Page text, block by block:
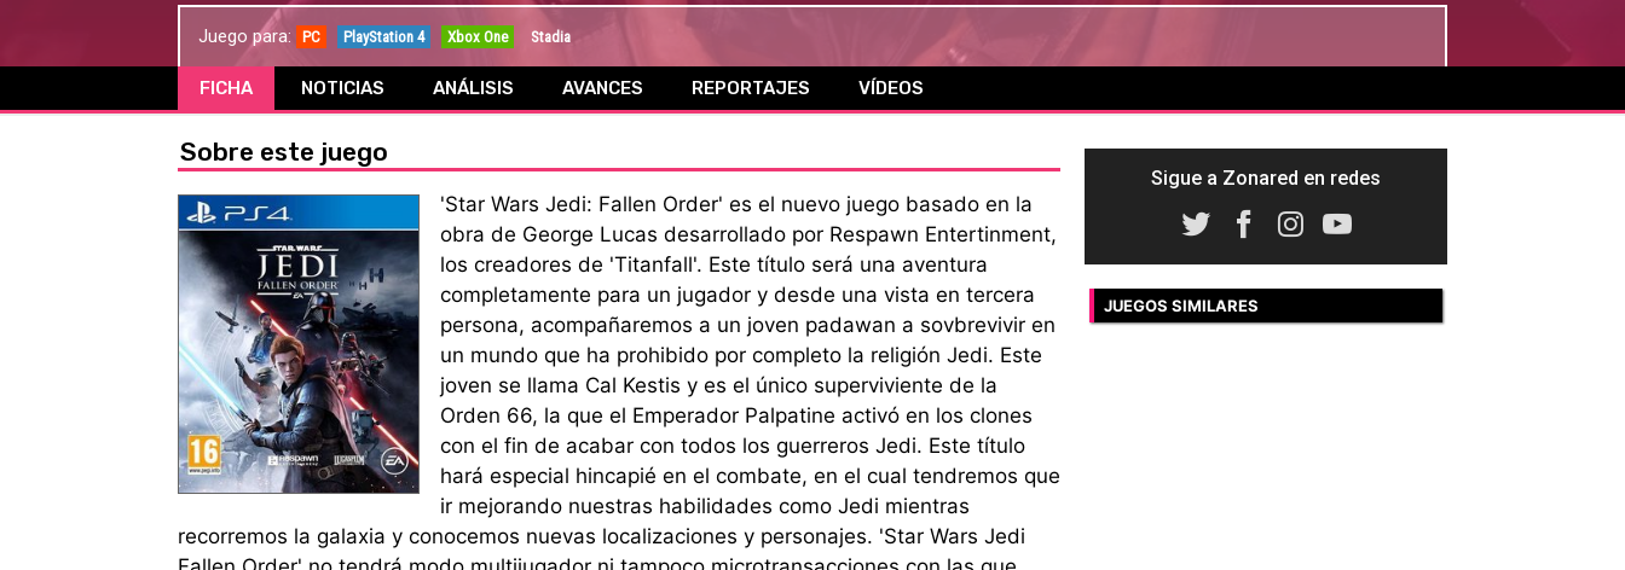
Juego para: PC PlayStation 4 Xbox One Stadia
FICHA NOTICIAS ANÁLISIS AVANCES REPORTAJES VÍDEOS
Sobre este juego
'Star Wars Jedi: Fallen Order' es el nuevo juego basado en la
obra de George Lucas desarrollado por Respawn Entertinment,
los creadores de 'Titanfall'. Este título será una aventura
completamente para un jugador y desde una vista en tercera
persona, acompañaremos a un joven padawan a sovbrevivir en
un mundo que ha prohibido por completo la religión Jedi. Este
joven se llama Cal Kestis y es el único superviviente de la
Orden 66, la que el Emperador Palpatine activó en los clones
con el fin de acabar con todos los guerreros Jedi. Este título
hará especial hincapié en el combate, en el cual tendremos que
ir mejorando nuestras habilidades como Jedi mientras
recorremos la galaxia y conocemos nuevas localizaciones y personajes. 'Star Wars Jedi
Sigue a Zonared en redes
JUEGOS SIMILARES